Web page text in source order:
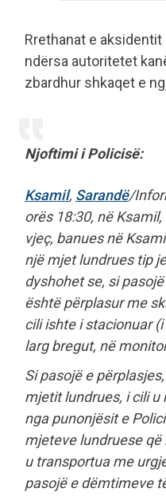
Rrethanat e
ndërsa autoritetet
zbardhur shkaqet e
Njoftimi i Policisë:
Ksamil, Sarandë/
orës 18:30, në
vjeç, banues në
një mjet lundrues tip
dyshohet se, si
është përplasur me
cili ishte i stacionuar
larg bregut, në
Si pasojë e
mjetit lundrues, i cili
nga punonjësit e
mjeteve lundruese që
u transportua me
pasojë e dëmtimeve